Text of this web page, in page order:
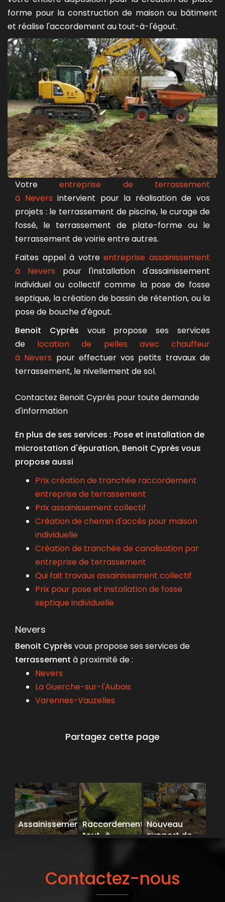
forme pour la construction de maison ou bâtiment
et réalise l'accordement au tout-à-l'égout.
Votreentreprise de terrassement
à Nevers intervient pour la réalisation de vos
projets : le terrassement de piscine, le curage de
fossé, le terrassement de plate-forme ou le
terrassement de voirie entre autres.
Faites appel à votreentreprise assainissement
à Nevers pour l'installation d'assainissement
individuel ou collectif comme la pose de fosse
septique, la création de bassin de rétention, ou la
pose de bouche d'égout.
Benoit Cyprès vous propose ses services
de location de pelles avec chauffeur
à Nevers pour effectuer vos petits travaux de
terrassement, le nivellement de sol.
Contactez Benoit Cyprès pour toute demande
d'information
En plus de ses services : Pose et installation de
microstation d'épuration, Benoit Cyprès vous
propose aussi
Prix création de tranchée raccordement
entreprise de terrassement
Prix assainissement collectif
Création de chemin d'accès pour maison
individuelle
Création de tranchée de canalisation par
entreprise de terrassement
Qui fait travaux assainissement collectif
Prix pour pose et installation de fosse
septique individuelle
Nevers
Benoit Cyprès vous propose ses services de
terrassement à proximité de :
Nevers
La Guerche-sur-l'Aubois
Varennes-Vauzelles
AssainissementRaccordement
tout-à-
Nouveau
support de
Contactez-nous